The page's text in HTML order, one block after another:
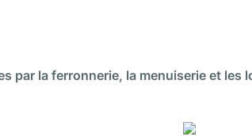
par la ferronnerie, la menuiserie et